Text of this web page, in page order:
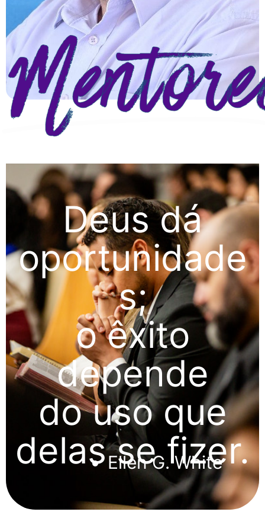
Deus dá
oportunidade
s;
o êxito
depende
do uso que
delas se fizer.
Ellen G. White